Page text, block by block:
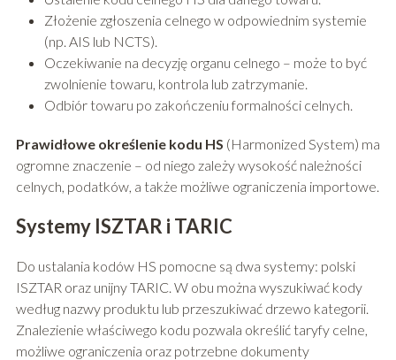
Złożenie zgłoszenia celnego w odpowiednim systemie
(np. AIS lub NCTS).
Oczekiwanie na decyzję organu celnego – może to być
zwolnienie towaru, kontrola lub zatrzymanie.
Odbiór towaru po zakończeniu formalności celnych.
Prawidłowe określenie kodu HS (Harmonized System) ma
ogromne znaczenie – od niego zależy wysokość należności
celnych, podatków, a także możliwe ograniczenia importowe.
Systemy ISZTAR i TARIC
Do ustalania kodów HS pomocne są dwa systemy: polski
ISZTAR oraz unijny TARIC. W obu można wyszukiwać kody
według nazwy produktu lub przeszukiwać drzewo kategorii.
Znalezienie właściwego kodu pozwala określić taryfy celne,
możliwe ograniczenia oraz potrzebne dokumenty